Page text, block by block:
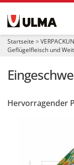
t
Startseite
Geflügelfleisch und
Hervorragender